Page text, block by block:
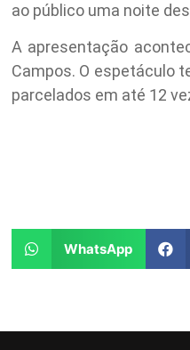
ao público uma noite
A apresentação
Campos. O espetáculo
parcelados em até 12
WhatsApp